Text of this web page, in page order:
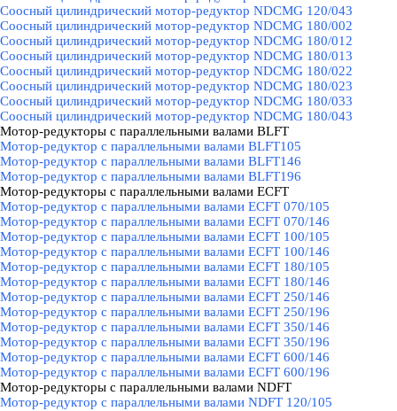
Соосный цилиндрический мотор-редуктор NDCMG 120/043
Соосный цилиндрический мотор-редуктор NDCMG 180/002
Соосный цилиндрический мотор-редуктор NDCMG 180/012
Соосный цилиндрический мотор-редуктор NDCMG 180/013
Соосный цилиндрический мотор-редуктор NDCMG 180/022
Соосный цилиндрический мотор-редуктор NDCMG 180/023
Соосный цилиндрический мотор-редуктор NDCMG 180/033
Соосный цилиндрический мотор-редуктор NDCMG 180/043
Мотор-редукторы с параллельными валами BLFT
Мотор-редуктор с параллельными валами BLFT105
Мотор-редуктор с параллельными валами BLFT146
Мотор-редуктор с параллельными валами BLFT196
Мотор-редукторы с параллельными валами ECFT
Мотор-редуктор с параллельными валами ECFT 070/105
Мотор-редуктор с параллельными валами ECFT 070/146
Мотор-редуктор с параллельными валами ECFT 100/105
Мотор-редуктор с параллельными валами ECFT 100/146
Мотор-редуктор с параллельными валами ECFT 180/105
Мотор-редуктор с параллельными валами ECFT 180/146
Мотор-редуктор с параллельными валами ECFT 250/146
Мотор-редуктор с параллельными валами ECFT 250/196
Мотор-редуктор с параллельными валами ECFT 350/146
Мотор-редуктор с параллельными валами ECFT 350/196
Мотор-редуктор с параллельными валами ECFT 600/146
Мотор-редуктор с параллельными валами ECFT 600/196
Мотор-редукторы с параллельными валами NDFT
Мотор-редуктор с параллельными валами NDFT 120/105